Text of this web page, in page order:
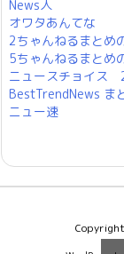
News人
オワタあんてな
2ちゃんねるまとめ
5ちゃんねるまとめ
ニュースチョイス
BestTrendNews ま
ニュー速